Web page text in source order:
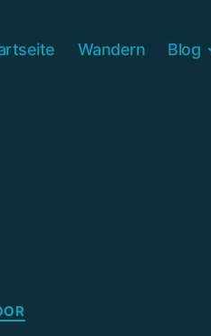
Wandern Blog